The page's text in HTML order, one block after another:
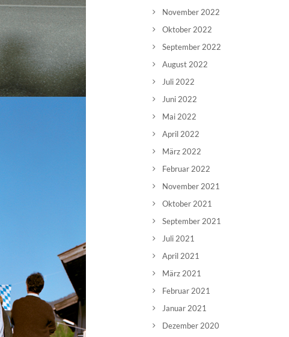
November 2022
Oktober 2022
September 2022
August 2022
Juli 2022
Juni 2022
Mai 2022
April 2022
März 2022
Februar 2022
November 2021
Oktober 2021
September 2021
Juli 2021
April 2021
März 2021
Februar 2021
Januar 2021
Dezember 2020